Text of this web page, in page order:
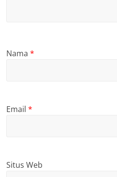
Nama*
Email*
Situs Web